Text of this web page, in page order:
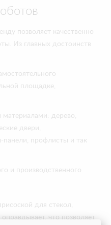
позволяет качественно
Из главных достоинств
площадке,
дерево,
двери,
панели, профлисты и так
и производственного
для стекол,
что позволяет